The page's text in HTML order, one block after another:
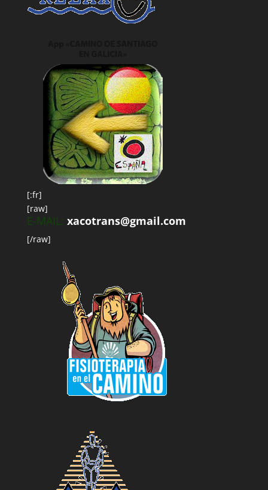
[:fr]
[raw]
E-MAIL: xacotrans@gmail.com
[/raw]